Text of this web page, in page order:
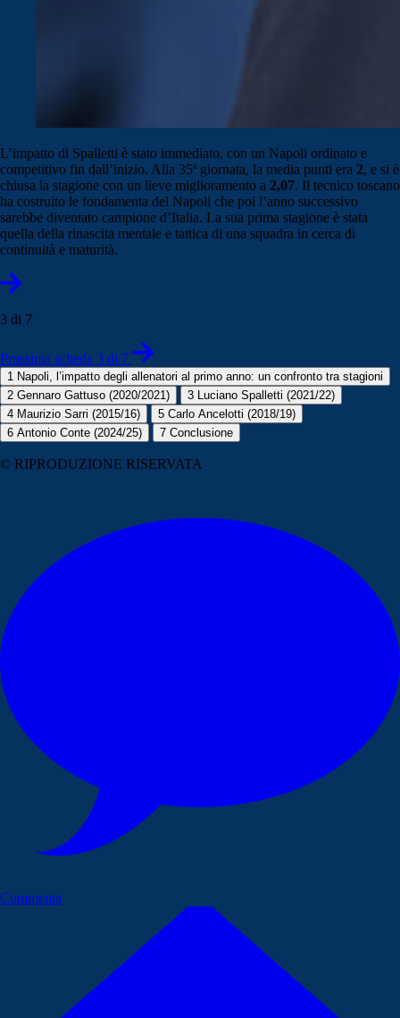
L’impatto di Spalletti è stato immediato, con un Napoli ordinato e
competitivo fin dall’inizio. Alla 35ª giornata, la media punti era 2, e si è
chiusa la stagione con un lieve miglioramento a 2,07. Il tecnico toscano
ha costruito le fondamenta del Napoli che poi l’anno successivo
sarebbe diventato campione d’Italia. La sua prima stagione è stata
quella della rinascita mentale e tattica di una squadra in cerca di
continuità e maturità.
3 di 7
Prossima scheda 3 di 7
1 Napoli, l’impatto degli allenatori al primo anno: un confronto tra stagioni
2 Gennaro Gattuso (2020/2021) 3 Luciano Spalletti (2021/22)
4 Maurizio Sarri (2015/16) 5 Carlo Ancelotti (2018/19)
6 Antonio Conte (2024/25) 7 Conclusione
© RIPRODUZIONE RISERVATA
Commenta